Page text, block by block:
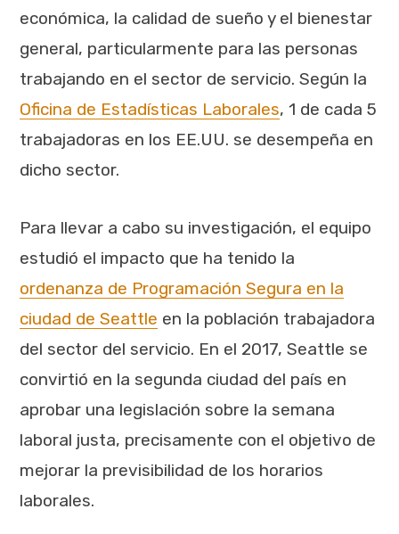
económica, la calidad de sueño y el bienestar
general, particularmente para las personas
trabajando en el sector de servicio. Según la
Oficina de Estadísticas Laborales, 1 de cada 5
trabajadoras en los EE.UU. se desempeña en
dicho sector.
Para llevar a cabo su investigación, el equipo
estudió el impacto que ha tenido la
ordenanza de Programación Segura en la
ciudad de Seattle en la población trabajadora
del sector del servicio. En el 2017, Seattle se
convirtió en la segunda ciudad del país en
aprobar una legislación sobre la semana
laboral justa, precisamente con el objetivo de
mejorar la previsibilidad de los horarios
laborales.